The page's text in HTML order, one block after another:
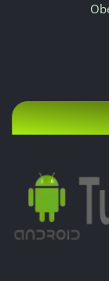
pacchetti
incluso